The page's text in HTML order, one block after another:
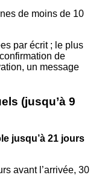
de moins de 10
par écrit ; le plus
de
un message
(jusqu’à 9
jusqu’à 21 jours
avant l’arrivée, 30